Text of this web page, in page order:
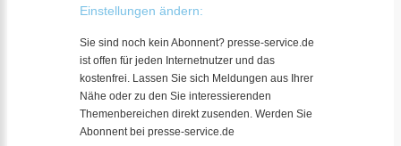
Einstellungen ändern:
Sie sind noch kein Abonnent? presse-service.de
ist offen für jeden Internetnutzer und das
kostenfrei. Lassen Sie sich Meldungen aus Ihrer
Nähe oder zu den Sie interessierenden
Themenbereichen direkt zusenden. Werden Sie
Abonnent bei presse-service.de